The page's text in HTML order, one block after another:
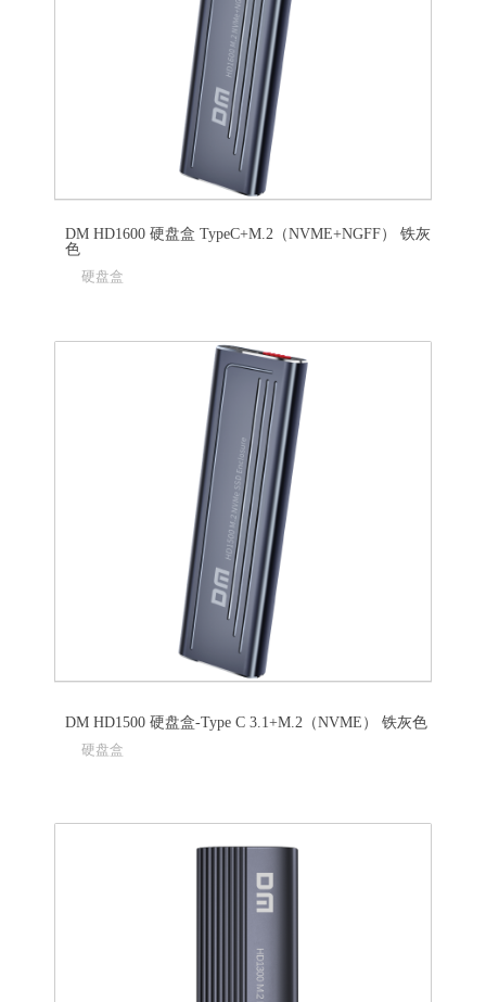
DM HD1600 硬盘盒 TypeC+M.2（NVME+NGFF） 铁灰
色
硬盘盒
DM HD1500 硬盘盒-Type C 3.1+M.2（NVME） 铁灰色
硬盘盒